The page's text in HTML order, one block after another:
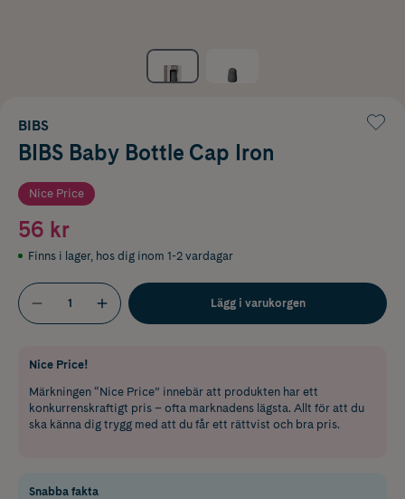
BIBS
BIBS Baby Bottle Cap Iron
Nice Price
56 kr
Finns i lager, hos dig inom 1-2 vardagar
Lägg i varukorgen
Nice Price!
Märkningen “Nice Price” innebär att produkten har ett
konkurrenskraftigt pris – ofta marknadens lägsta. Allt för att du
ska känna dig trygg med att du får ett rättvist och bra pris.
Snabba fakta